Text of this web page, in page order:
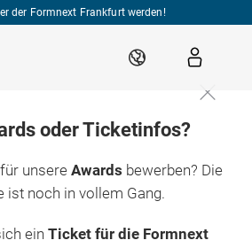
der Formnext Frankfurt werden!
DE
oder Ticketinfos?
unsere Awards bewerben? Die
ist noch in vollem Gang.
ein Ticket für die Formnext